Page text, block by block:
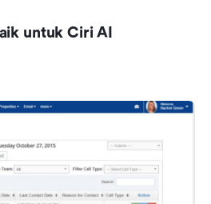
untuk Ciri AI